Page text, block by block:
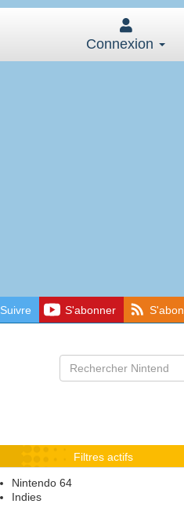
Connexion
Suivre S'abonner
Filtres actifs
Nintendo 64
Indies